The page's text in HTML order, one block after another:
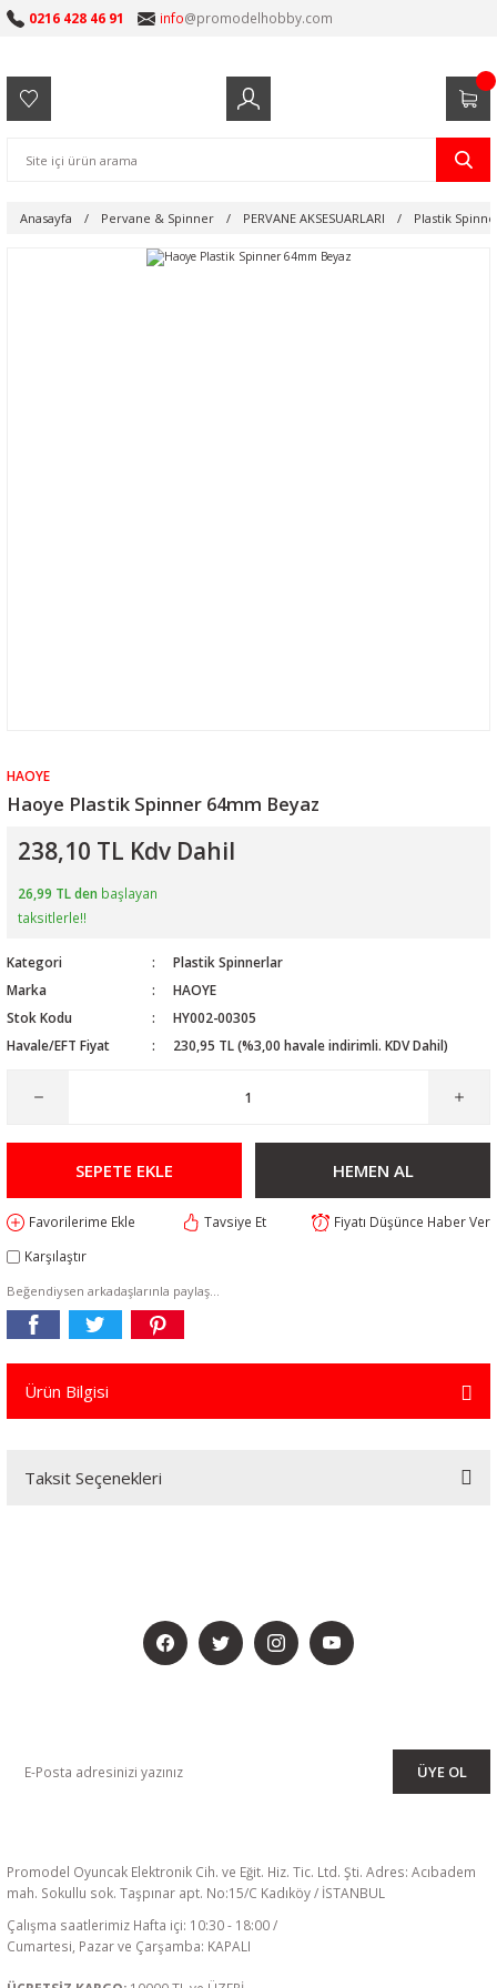
0216 428 46 91 info@promodelhobby.com
Anasayfa Pervane & Spinner PERVANE AKSESUARLARI Plastik
HAOYE
Haoye Plastik Spinner 64mm Beyaz
238,10 TL Kdv Dahil
26,99 TL den başlayan
taksitlerle!!
Kategori
Plastik Spinnerlar
Marka
HAOYE
Stok Kodu
HY002-00305
Havale/EFT Fiyat
230,95 TL (%3,00 havale indirimli. KDV Dahil)
SEPETE EKLE HEMEN AL
Tavsiye Et
Fiyatı Düşünce Haber Ver
Karşılaştır
Beğendiysen arkadaşlarınla paylaş...
Ürün Bilgisi
Taksit Seçenekleri
ÜYE OL
Promodel Oyuncak Elektronik Cih. ve Eğit. Hiz. Tic. Ltd. Şti. Adres: Acıbadem
mah. Sokullu sok. Taşpınar apt. No:15/C Kadıköy / İSTANBUL
Çalışma saatlerimiz Hafta içi: 10:30 - 18:00 /
Cumartesi, Pazar ve Çarşamba: KAPALI